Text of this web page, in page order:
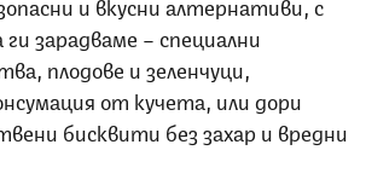
зарадваме – специални
плодове и зеленчуци,
от кучета, или дори
бисквити без захар и вредни